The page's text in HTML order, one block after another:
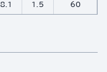
8.1 1.5 60